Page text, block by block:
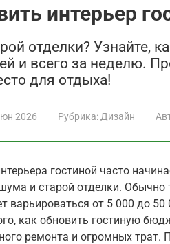
интерьер
отделки? Узнайте,
и всего за неделю.
для отдыха!
2026 Рубрика: Дизайн
гостиной часто
и старой отделки.
варьироваться от 5 000 до 50
как обновить гостиную
ремонта и огромных